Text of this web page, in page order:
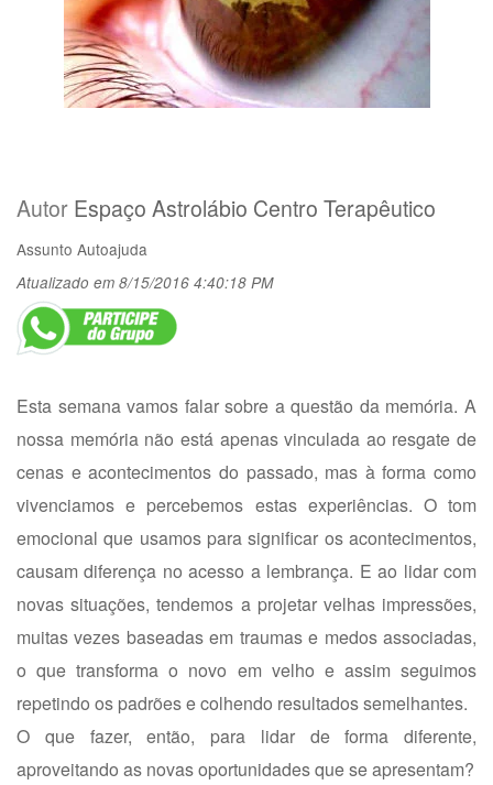
Autor Espaço Astrolábio Centro Terapêutico
Assunto Autoajuda
Atualizado em 8/15/2016 4:40:18 PM
Esta semana vamos falar sobre a questão da memória. A
nossa memória não está apenas vinculada ao resgate de
cenas e acontecimentos do passado, mas à forma como
vivenciamos e percebemos estas experiências. O tom
emocional que usamos para significar os acontecimentos,
causam diferença no acesso a lembrança. E ao lidar com
novas situações, tendemos a projetar velhas impressões,
muitas vezes baseadas em traumas e medos associadas,
o que transforma o novo em velho e assim seguimos
repetindo os padrões e colhendo resultados semelhantes.
O que fazer, então, para lidar de forma diferente,
aproveitando as novas oportunidades que se apresentam?